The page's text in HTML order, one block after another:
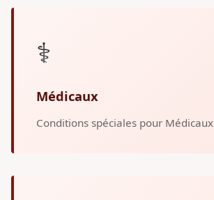
⚕️
Médicaux
Conditions spéciales pour Médicaux